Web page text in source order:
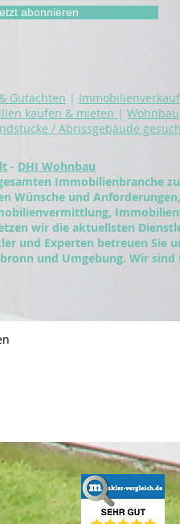
abonnieren
Gutachten | Immobilienverkauf
kaufen & mieten | Wohnbau
/ Abrissgebäude
- DHI Wohnbau
Immobilienbranche
Wünsche und
wir die aktuellsten
und Experten betreuen Sie
und Umgebung. Wir